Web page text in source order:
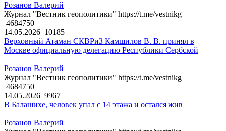
Розанов Валерий
Журнал "Вестник геополитики" https://t.me/vestnikg
4684750
14.05.2026 10185
Верховный Атаман СКВРиЗ Камшилов В. В. принял в
Москве официальную делегацию Республики Сербской
Розанов Валерий
Журнал "Вестник геополитики" https://t.me/vestnikg
4684750
14.05.2026 9967
В Балашихе, человек упал с 14 этажа и остался жив
Розанов Валерий